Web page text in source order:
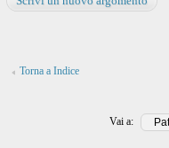
Torna a Indice
Vai a: